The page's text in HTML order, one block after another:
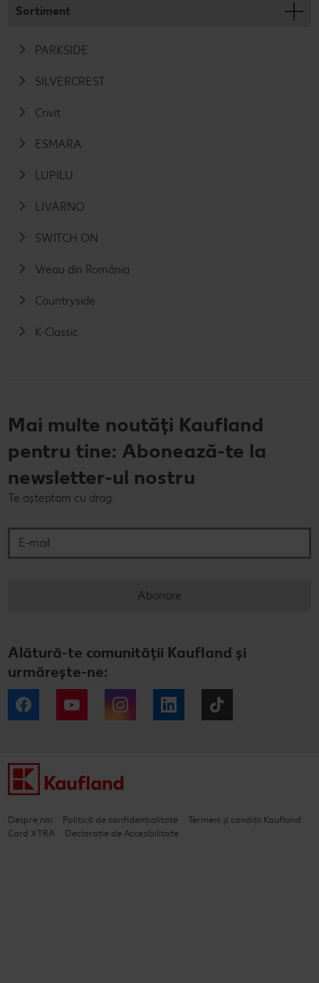
Sortiment
PARKSIDE
SILVERCREST
Crivit
ESMARA
LUPILU
LIVARNO
SWITCH ON
Vreau din România
Countryside
K-Classic
Mai multe noutăți Kaufland
pentru tine: Abonează-te la
newsletter-ul nostru
Te așteptam cu drag.
Abonare
Alătură-te comunității Kaufland și
urmărește-ne:
Facebook YouTube Instagram LinkedIn
Despre noi Politică de confidențialitate
Termeni și condiții Kaufland
Card XTRA
Declarație de Accesibilitate